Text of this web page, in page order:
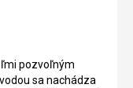
pozvoľným
sa nachádza